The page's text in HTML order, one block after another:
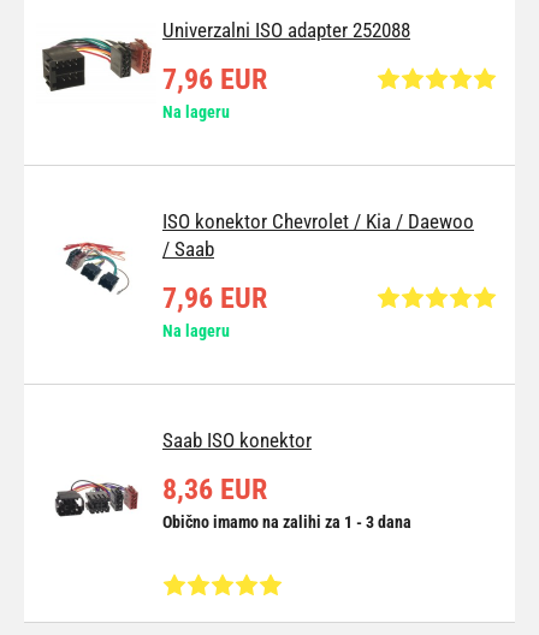
Univerzalni ISO adapter 252088
7,96 EUR
Na lageru
ISO konektor Chevrolet / Kia / Daewoo
/ Saab
7,96 EUR
Na lageru
Saab ISO konektor
8,36 EUR
Obično imamo na zalihi za 1 - 3 dana